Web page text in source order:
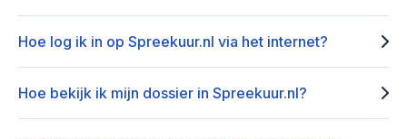
Hoe log ik in op Spreekuur.nl via het internet?
Hoe bekijk ik mijn dossier in Spreekuur.nl?